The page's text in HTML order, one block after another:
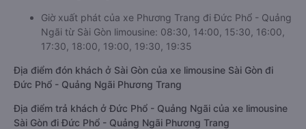
Giờ xuất phát của xe Phương Trang đi Đức Phổ - Quảng
Ngãi từ Sài Gòn limousine: 08:30, 14:00, 15:30, 16:00,
17:30, 18:00, 19:00, 19:30, 19:35
Địa điểm đón khách ở Sài Gòn của xe limousine Sài Gòn đi
Đức Phổ - Quảng Ngãi Phương Trang
Địa điểm trả khách ở Đức Phổ - Quảng Ngãi của xe limousine
Sài Gòn đi Đức Phổ - Quảng Ngãi Phương Trang